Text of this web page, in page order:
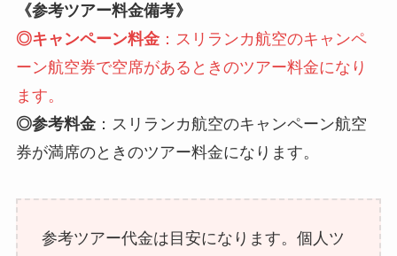
《参考ツアー料金備考》
◎キャンペーン料金：スリランカ航空のキャンペ
ーン航空券で空席があるときのツアー料金になり
ます。
◎参考料金：スリランカ航空のキャンペーン航空
券が満席のときのツアー料金になります。
参考ツアー代金は目安になります。個人ツ